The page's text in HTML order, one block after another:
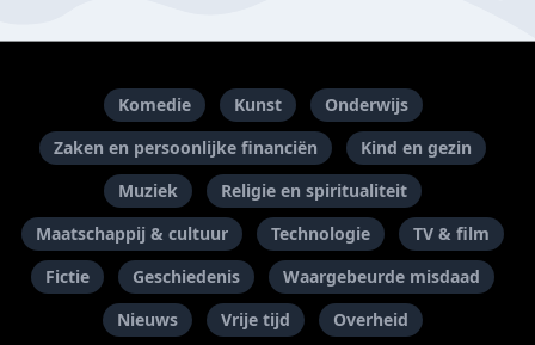
Komedie Kunst
Onderwijs
Zaken en persoonlijke financiën
Kind en gezin
Muziek
Religie en spiritualiteit
Maatschappij & cultuur
Technologie
TV & film
Fictie
Geschiedenis
Waargebeurde misdaad
Nieuws
Vrije tijd Overheid